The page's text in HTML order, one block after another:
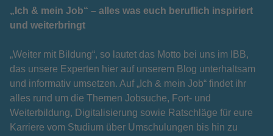
„Ich & mein Job“ – alles was euch beruflich inspiriert
und weiterbringt
„Weiter mit Bildung“, so lautet das Motto bei uns im IBB,
das unsere Experten hier auf unserem Blog unterhaltsam
und informativ umsetzen. Auf „Ich & mein Job“ findet ihr
alles rund um die Themen Jobsuche, Fort- und
Weiterbildung, Digitalisierung sowie Ratschläge für eure
Karriere vom Studium über Umschulungen bis hin zu